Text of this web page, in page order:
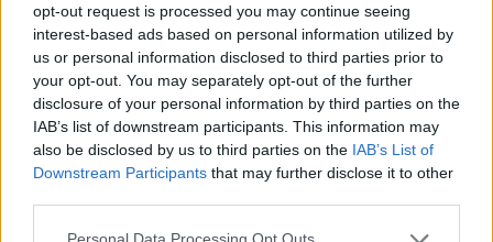
opt-out request is processed you may continue seeing
interest-based ads based on personal information utilized by
us or personal information disclosed to third parties prior to
your opt-out. You may separately opt-out of the further
disclosure of your personal information by third parties on the
IAB’s list of downstream participants. This information may
also be disclosed by us to third parties on the IAB’s List of
Downstream Participants that may further disclose it to other